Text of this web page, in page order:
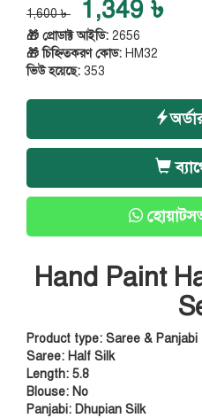
1,600 ৳ 1,349 ৳
🎁 প্রোডাক্ট আইডি: 2656
🎁 চিহ্নিতকরণ কোড: HM32
ভিউ হয়েছে: 353
Hand Paint
Product type: Saree & Panjabi
Saree: Half Silk
Length: 5.8
Blouse: No
Panjabi: Dhupian Silk